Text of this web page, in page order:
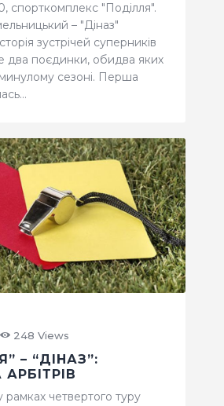
спорткомплекс "Поділля".
– "Діназ"
зустрічей суперників
два поєдинки, обидва яких
сезоні. Перша
248 Views
– “ДІНАЗ”:
рамках четвертого туру